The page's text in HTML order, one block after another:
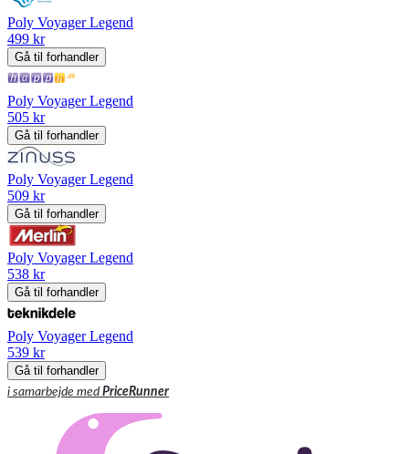
Poly Voyager Legend
499 kr
Gå til forhandler
Poly Voyager Legend
505 kr
Gå til forhandler
Poly Voyager Legend
509 kr
Gå til forhandler
Poly Voyager Legend
538 kr
Gå til forhandler
Poly Voyager Legend
539 kr
Gå til forhandler
i samarbejde medPriceRunner